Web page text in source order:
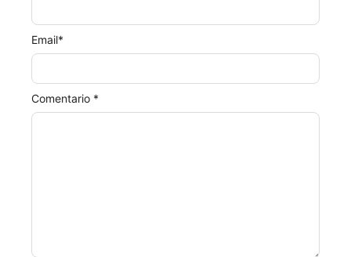
Comentario *
Email*